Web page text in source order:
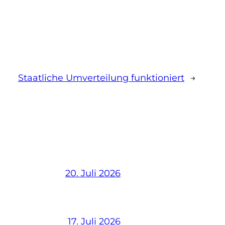
Staatliche Umverteilung funktioniert →
20. Juli 2026
17. Juli 2026